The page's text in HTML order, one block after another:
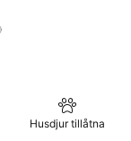
Husdjur tillåtna